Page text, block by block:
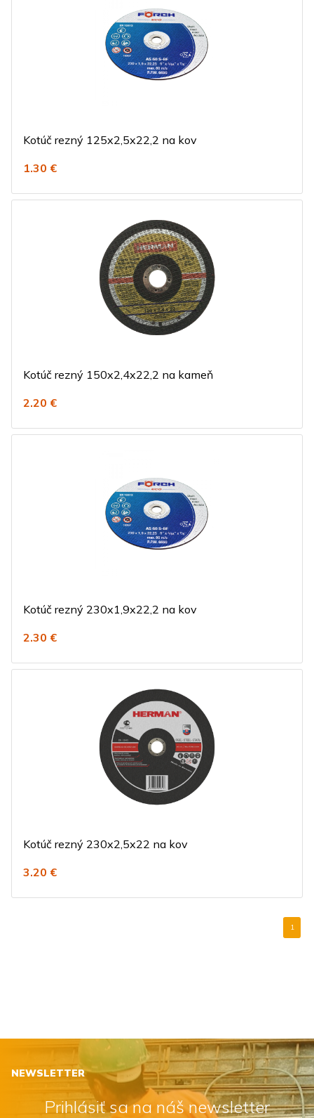
Kotúč rezný 125x2,5x22,2 na kov
1.30 €
Kotúč rezný 150x2,4x22,2 na kameň
2.20 €
Kotúč rezný 230x1,9x22,2 na kov
2.30 €
Kotúč rezný 230x2,5x22 na kov
3.20 €
1
NEWSLETTER
Prihlásiť sa na náš newsletter